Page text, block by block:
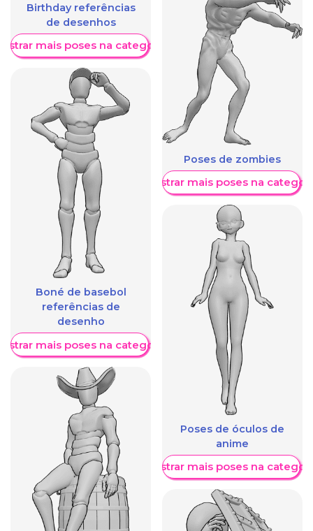
Birthday referências
de desenhos
mais poses na categoria
Boné de basebol
referências de
desenho
mais poses na categoria
Poses de zombies
Mostrar mais poses na
Poses de óculos de
anime
Mostrar mais poses na